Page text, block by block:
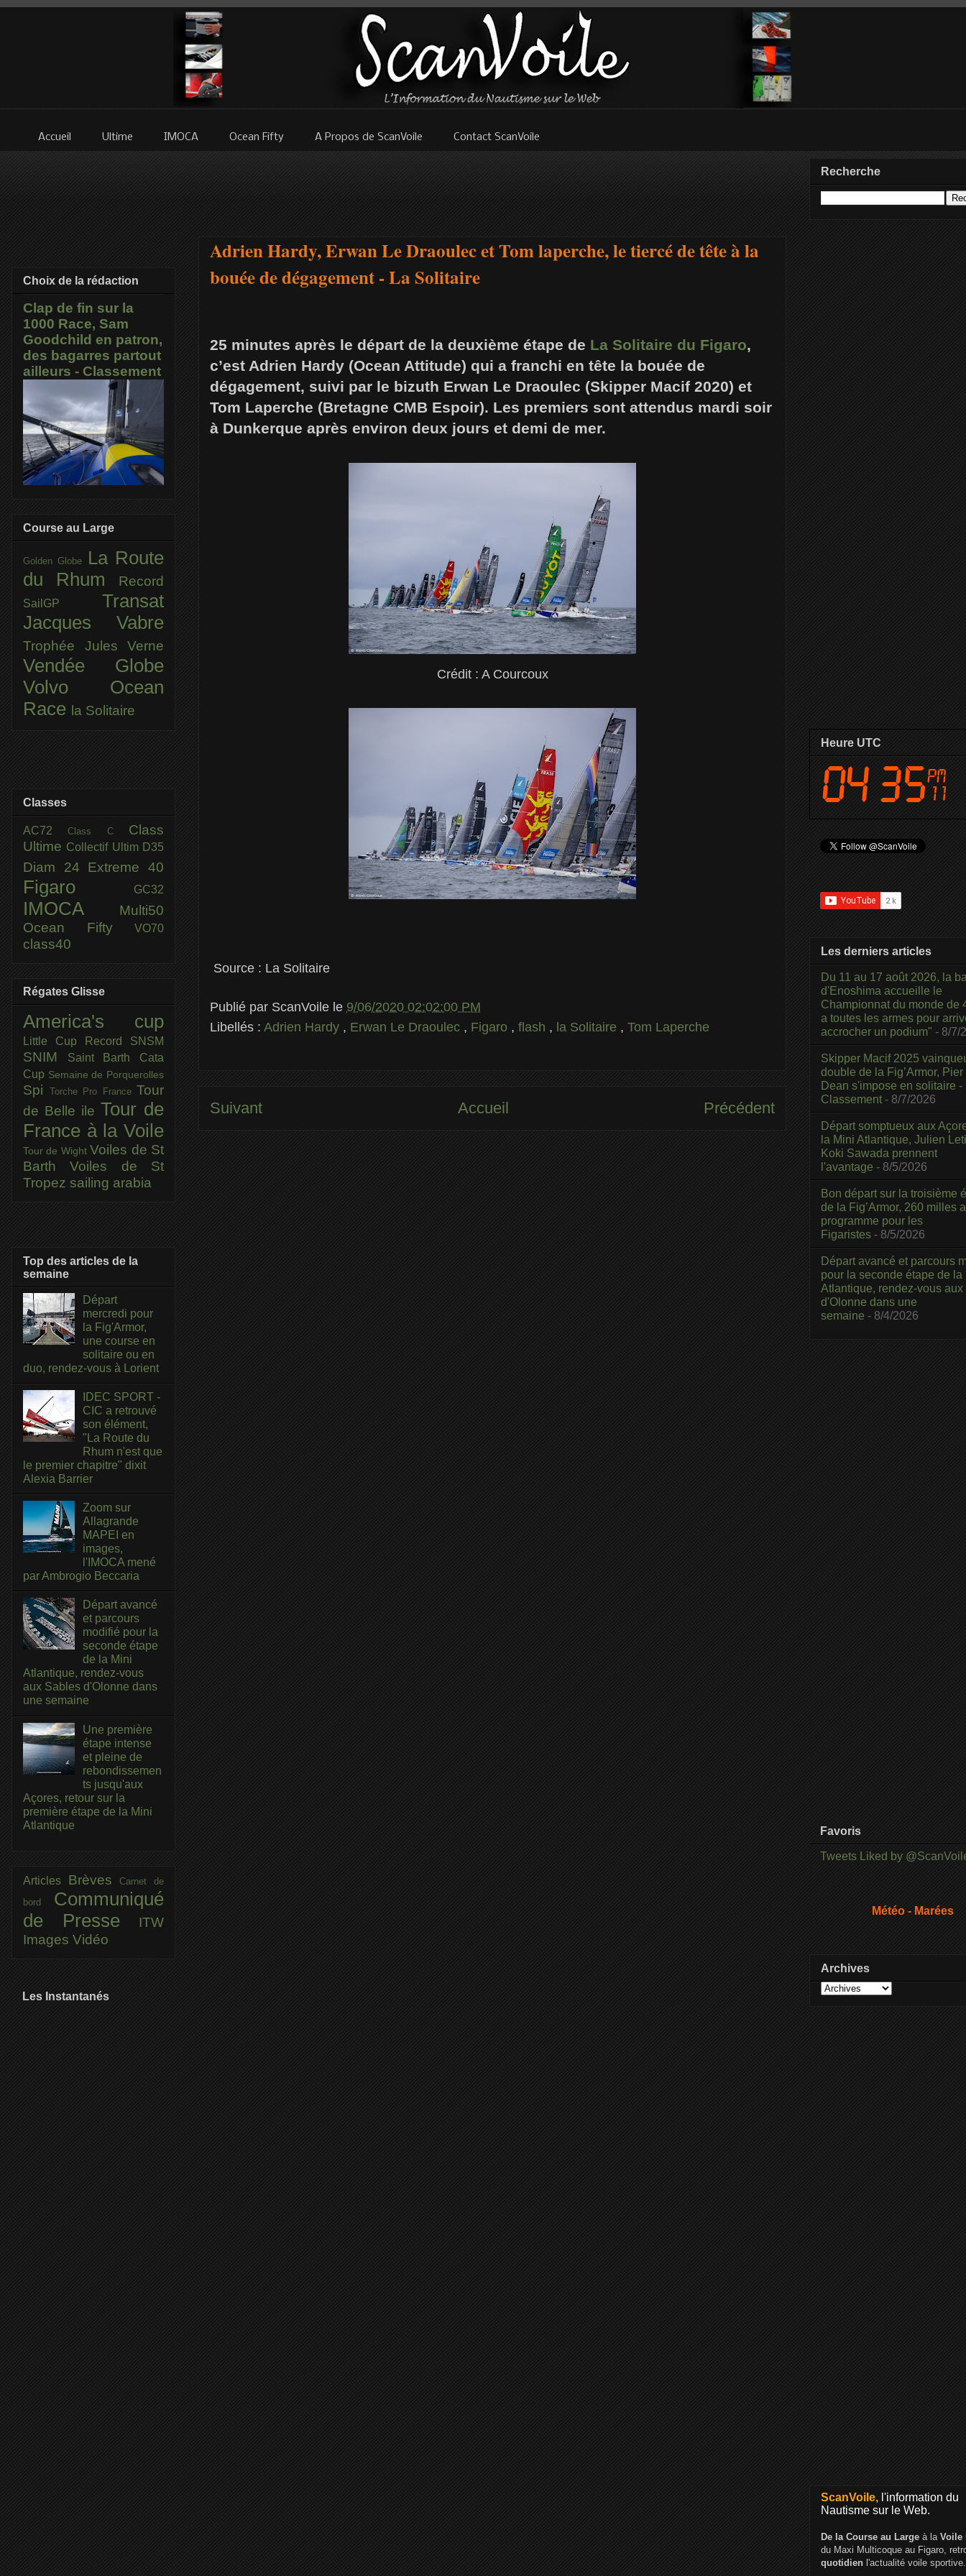
Accueil Ultime IMOCA Ocean Fifty A Propos de ScanVoile Contact ScanVoile
Adrien Hardy, Erwan Le Draoulec et Tom laperche, le tiercé de tête à la
bouée de dégagement - La Solitaire
25 minutes après le départ de la deuxième étape de La Solitaire du Figaro,
c’est Adrien Hardy (Ocean Attitude) qui a franchi en tête la bouée de
dégagement, suivi par le bizuth Erwan Le Draoulec (Skipper Macif 2020) et
Tom Laperche (Bretagne CMB Espoir). Les premiers sont attendus mardi soir
à Dunkerque après environ deux jours et demi de mer.
Crédit : A Courcoux
Source : La Solitaire
Publié par ScanVoile le 9/06/2020 02:02:00 PM
Libellés : Adrien Hardy , Erwan Le Draoulec , Figaro , flash , la Solitaire , Tom Laperche
Suivant Précédent
Accueil
Choix de la rédaction
Clap de fin sur la
1000 Race, Sam
Goodchild en patron,
des bagarres partout
ailleurs - Classement
Course au Large
Golden Globe
La Route
du Rhum
Record
SailGP Transat
Jacques Vabre
Trophée Jules Verne
Vendée Globe
Volvo Ocean
Race la Solitaire
Classes
AC72Class C Class
Ultime Collectif Ultim D35
Diam 24 Extreme 40
Figaro GC32
IMOCA
Multi50
Ocean Fifty
VO70
class40
Régates Glisse
America's cup
Little Cup Record SNSM
SNIM
Saint Barth Cata
Cup Semaine de Porquerolles
Spi Torche Pro France Tour
de Belle ile Tour de
France à la Voile
Tour de Wight Voiles de St
BarthVoiles de St
Tropez sailing arabia
Top des articles de la
semaine
Départ
mercredi pour
la Fig'Armor,
une course en
solitaire ou en
duo, rendez-vous à Lorient
IDEC SPORT -
CIC a retrouvé
son élément,
"La Route du
Rhum n'est que
le premier chapitre" dixit
Alexia Barrier
Zoom sur
Allagrande
MAPEI en
images,
l'IMOCA mené
par Ambrogio Beccaria
Départ avancé
et parcours
modifié pour la
seconde étape
de la Mini
Atlantique, rendez-vous
aux Sables d'Olonne dans
une semaine
Une première
étape intense
et pleine de
rebondissemen
ts jusqu'aux
Açores, retour sur la
première étape de la Mini
Atlantique
Articles BrèvesCarnet de
bord Communiqué
de Presse
ITW
Images Vidéo
Les Instantanés
Recherche
Heure UTC
Les derniers articles
Du 11 au 17 août 2026, la
d'Enoshima accueille le
Championnat du monde de
a toutes les armes pour
accrocher un podium" - 8/7/
Skipper Macif 2025
double de la Fig’Armor,
Dean s'impose en solitaire -
Classement - 8/7/2026
Départ somptueux aux
la Mini Atlantique, Julien
Koki Sawada prennent
l'avantage - 8/5/2026
Bon départ sur la troisième
de la Fig’Armor, 260 milles
programme pour les
Figaristes - 8/5/2026
Départ avancé et parcours
pour la seconde étape de la
Atlantique, rendez-vous
d'Olonne dans une
semaine - 8/4/2026
Favoris
Tweets Liked by
Météo - Marées
Archives
ScanVoile, l'information du
Nautisme sur le Web.
De la Course au Large à la Voile
du Maxi Multicoque au Figaro,
quotidien l'actualité voile sportive.